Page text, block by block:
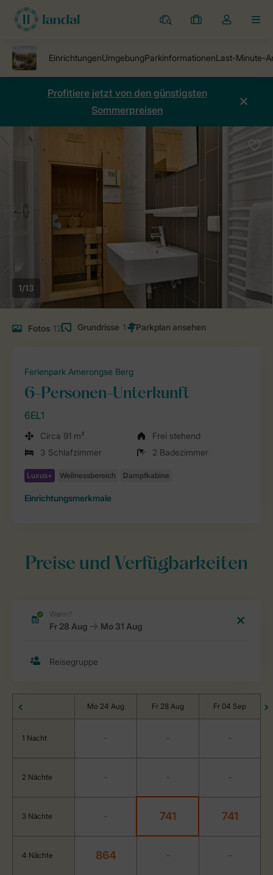
Ferienparks
Meine
Dropdown-
öffnen
Profitiere jetzt von den günstigsten
Sommerpreisen
1/13
Fotos 12 Grundrisse 1
Ferienpark Amerongse Berg
6-Personen-Unterkunft
6EL1
Circa 91 m²
Frei stehend
3 Schlafzimmer
2 Badezimmer
Einrichtungsmerkmale
Preise und Verfügbarkeiten
Mo 24 Aug Fr 28 Aug Fr 04 Sep
1 Nacht - - -
2 Nächte - - -
3 Nächte - 741 741
4 Nächte 864 - -